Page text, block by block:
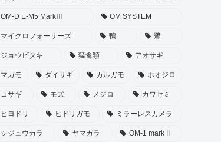
OM-D E-M5 MarkⅢ OM SYSTEM
マイクロフォーサーズ 鴨 鷺
ジョウビタキ 猛禽類 アオサギ
マガモ ダイサギ カルガモ ホオジロ
コサギ モズ メジロ カワセミ
ヒヨドリ ヒドリガモ ミラーレスカメラ
シジュウカラ ヤマガラ OM-1 mark II